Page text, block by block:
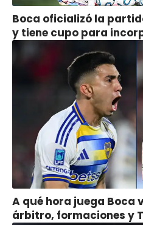
Boca oficializó la
y tiene cupo para
A qué hora juega Boca
árbitro, formaciones y